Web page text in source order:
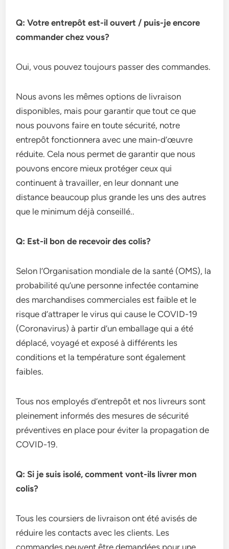
Q: Votre entrepôt est-il ouvert / puis-je encore
commander chez vous?
Oui, vous pouvez toujours passer des commandes.
Nous avons les mêmes options de livraison
disponibles, mais pour garantir que tout ce que
nous pouvons faire en toute sécurité, notre
entrepôt fonctionnera avec une main-d’œuvre
réduite. Cela nous permet de garantir que nous
pouvons encore mieux protéger ceux qui
continuent à travailler, en leur donnant une
distance beaucoup plus grande les uns des autres
que le minimum déjà conseillé..
Q: Est-il bon de recevoir des colis?
Selon l’Organisation mondiale de la santé (OMS), la
probabilité qu’une personne infectée contamine
des marchandises commerciales est faible et le
risque d’attraper le virus qui cause le COVID-19
(Coronavirus) à partir d’un emballage qui a été
déplacé, voyagé et exposé à différents les
conditions et la température sont également
faibles.
Tous nos employés d’entrepôt et nos livreurs sont
pleinement informés des mesures de sécurité
préventives en place pour éviter la propagation de
COVID-19.
Q: Si je suis isolé, comment vont-ils livrer mon
colis?
Tous les coursiers de livraison ont été avisés de
réduire les contacts avec les clients. Les
commandes peuvent être demandées pour une